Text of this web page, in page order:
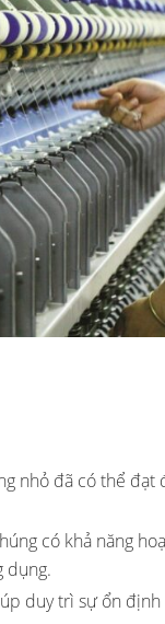
nhỏ đã có thể
có khả năng
dụng.
duy trì sự ổn